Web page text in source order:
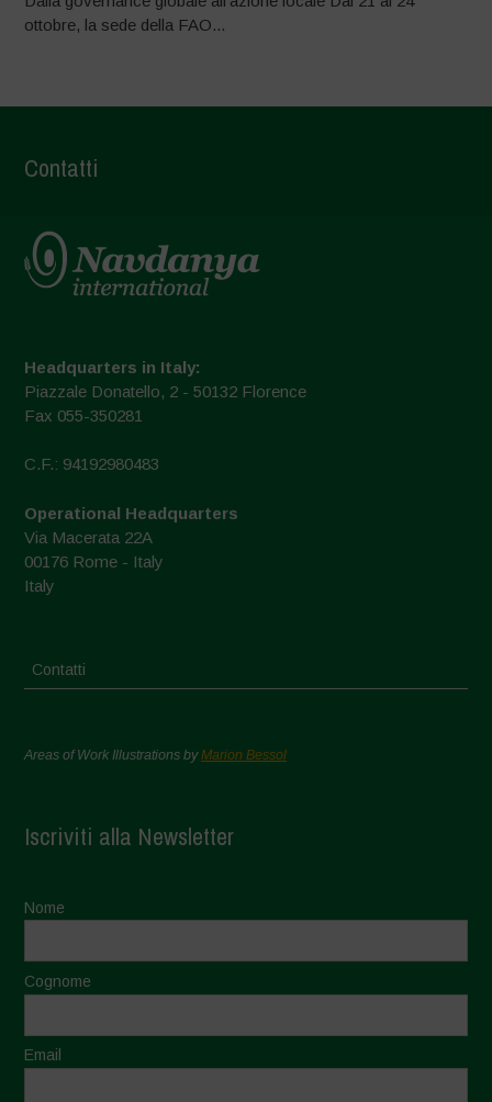
ottobre, la sede della FAO...
Contatti
Headquarters in Italy:
Piazzale Donatello, 2 - 50132 Florence
Fax 055-350281
C.F.: 94192980483
Operational Headquarters
Via Macerata 22A
00176 Rome - Italy
Italy
Contatti
Areas of Work Illustrations byMarion Bessol
Iscriviti alla Newsletter
Nome
Cognome
Email